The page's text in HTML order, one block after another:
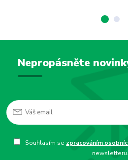
Nepropásněte
Souhlasím se zpracováním
newsletteru.